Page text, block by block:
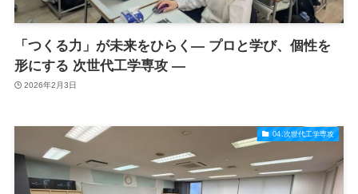
「つくる力」が未来をひらく― プロと学び、個性を
形にする 次世代工学専攻 ―
2026年2月3日
04.次世代工学専攻